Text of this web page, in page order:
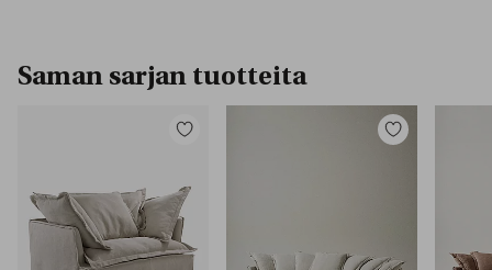
Saman sarjan tuotteita
Lisää
Lisää